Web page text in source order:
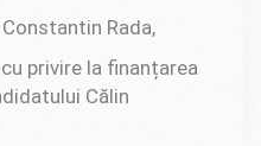
Rada,
privire la finanțarea
Călin